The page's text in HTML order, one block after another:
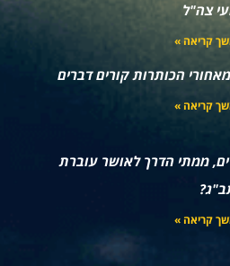
צה"ל
קריאה »
הכותרות קורים דברים
קריאה »
ממתי הדרך לאושר עוברת
קריאה »